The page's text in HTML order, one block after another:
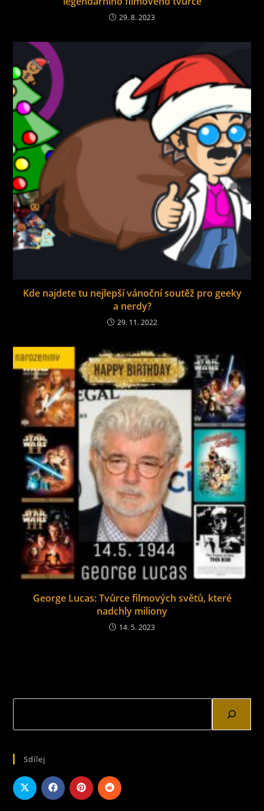
29. 8. 2023
Kde najdete tu nejlepší vánoční soutěž pro geeky
a nerdy?
29. 11. 2022
George Lucas: Tvůrce filmových světů, které
nadchly miliony
14. 5. 2023
Sdílej